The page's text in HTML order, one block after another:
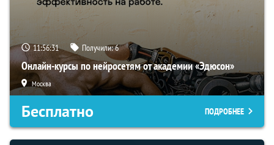
11:56:30 Получили:6
Онлайн-курсы по нейросетям от академии «Эдюсон»
Москва
Бесплатно ПОДРОБНЕЕ